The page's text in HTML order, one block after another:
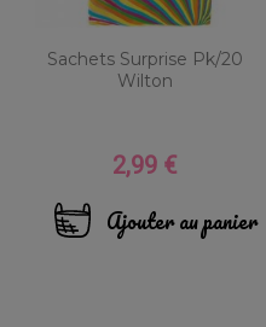
Sachets Surprise Pk/20
Wilton
Prix
2,99 €
Ajouter au panier